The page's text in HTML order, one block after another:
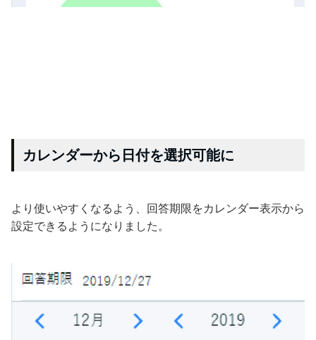
カレンダーから日付を選択可能に
より使いやすくなるよう、回答期限をカレンダー表示から
設定できるようになりました。